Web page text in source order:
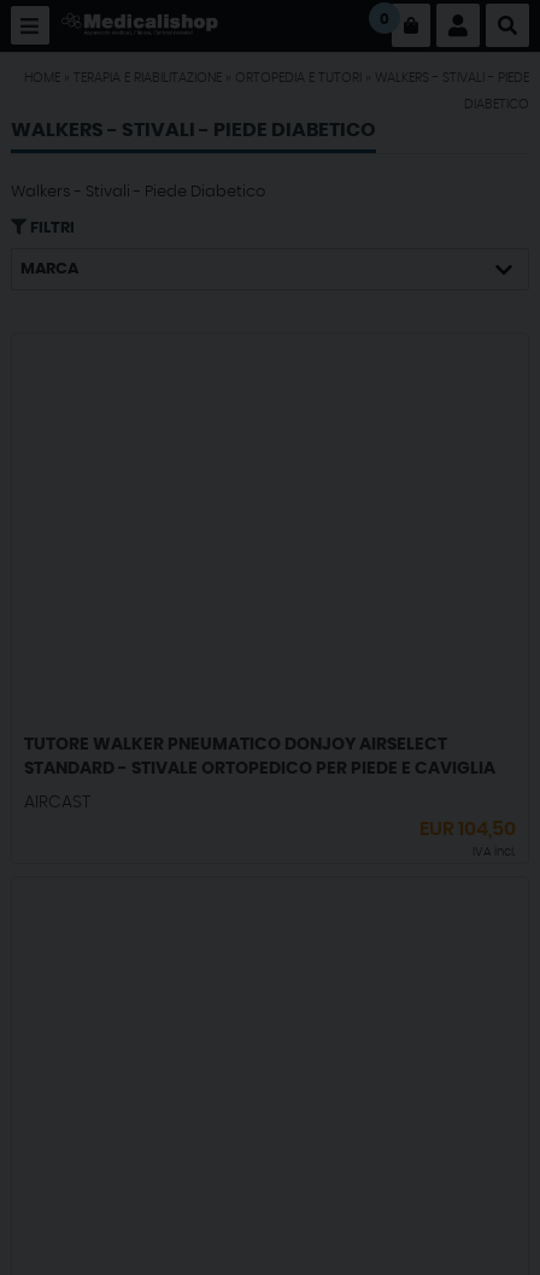
0
HOME TERAPIA E RIABILITAZIONE ORTOPEDIA E TUTORI
WALKERS - STIVALI - PIEDE
DIABETICO
WALKERS - STIVALI - PIEDE DIABETICO
Walkers - Stivali - Piede Diabetico
FILTRI
MARCA
TUTORE WALKER PNEUMATICO DONJOY AIRSELECT
STANDARD - STIVALE ORTOPEDICO PER PIEDE E CAVIGLIA
AIRCAST
EUR104,50
IVA incl.